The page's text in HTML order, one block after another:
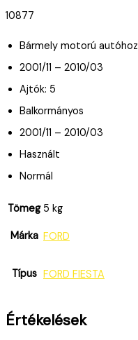
10877
Bármely motorú autóhoz
2001/11 – 2010/03
Ajtók: 5
Balkormányos
2001/11 – 2010/03
Használt
Normál
Tömeg 5 kg
Márka FORD
Típus FORD FIESTA
Értékelések